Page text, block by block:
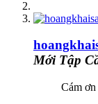
Mới Tập
Cám